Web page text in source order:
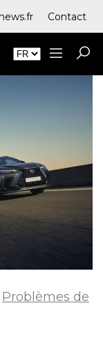
Contact
Problèmes de